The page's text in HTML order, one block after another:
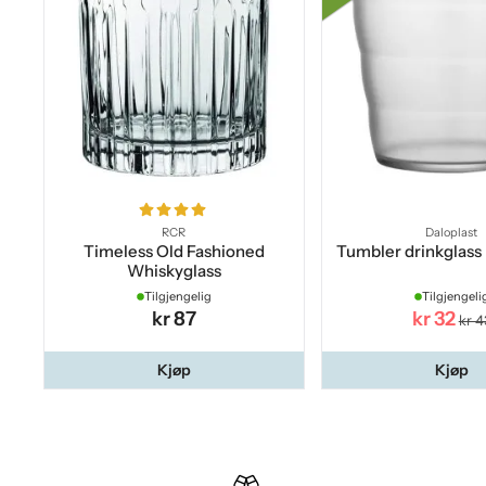
RCR
Timeless Old Fashioned
Whiskyglass
Tilgjengelig
kr 87
Kjøp
Daloplast
Tumbler drinkglass
kr 32 kr
Kjøp